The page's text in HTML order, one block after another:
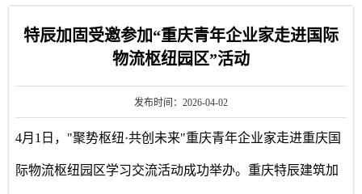
特辰加固受邀参加“重庆青年企业家走进国际
物流枢纽园区”活动
发布时间：2026-04-02
4月1日，"聚势枢纽·共创未来"重庆青年企业家走进重庆国
际物流枢纽园区学习交流活动成功举办。 重庆特辰建筑加